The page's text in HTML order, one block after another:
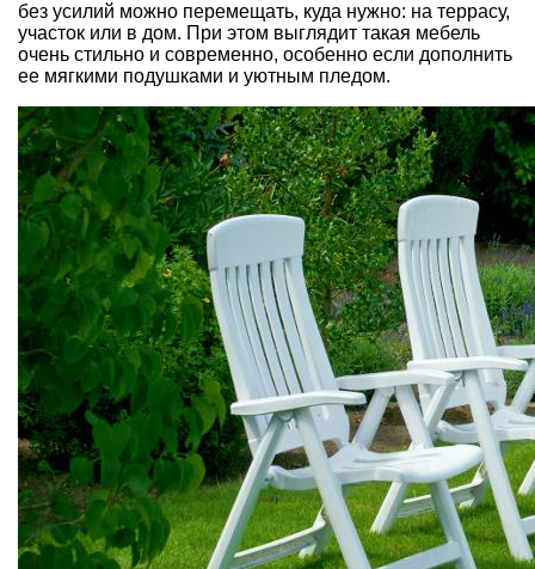
без усилий можно перемещать, куда нужно: на террасу,
участок или в дом. При этом выглядит такая мебель
очень стильно и современно, особенно если дополнить
ее мягкими подушками и уютным пледом.